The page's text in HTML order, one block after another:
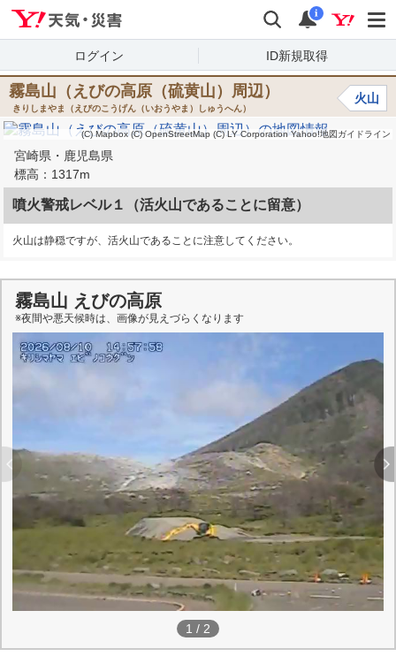
検索 通知
i
ログイン ID新規取得
霧島山（えびの高原（硫黄山）周辺）
きりしまやま（えびのこうげん（いおうやま）しゅうへん）
火山
(C) Mapbox (C) OpenStreetMap (C) LY Corporation Yahoo!地図ガイドライン
宮崎県・鹿児島県
標高：1317m
噴火警戒レベル１（活火山であることに留意）
火山は静穏ですが、活火山であることに注意してください。
霧島山 えびの高原
※夜間や悪天候時は、画像が見えづらくなります
1 / 2